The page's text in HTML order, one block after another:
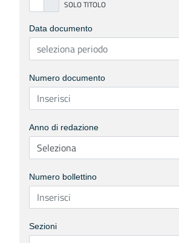
Data documento
Numero documento
Anno di redazione
Numero bollettino
Sezioni